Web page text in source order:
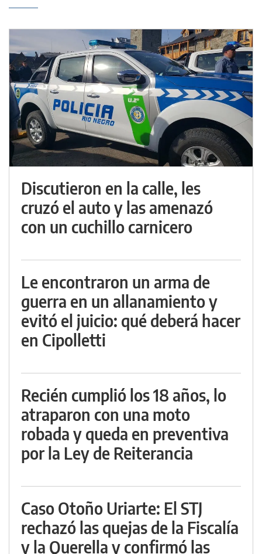
Discutieron en la calle, les
cruzó el auto y las amenazó
con un cuchillo carnicero
Le encontraron un arma de
guerra en un allanamiento y
evitó el juicio: qué deberá hacer
en Cipolletti
Recién cumplió los 18 años, lo
atraparon con una moto
robada y queda en preventiva
por la Ley de Reiterancia
Caso Otoño Uriarte: El STJ
rechazó las quejas de la Fiscalía
y la Querella y confirmó las